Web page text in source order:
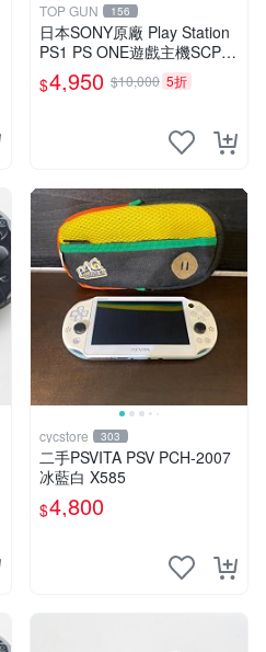
TOP GUN 156
日本SONY原廠 Play Station
PS1 PS ONE遊戲主機SCPH-
5500有改機可玩台片可讀取
燒錄CDR
$4,950 $10,000 5折
cycstore 303
二手PSVITA PSV PCH-2007
冰藍白 X585
$4,800